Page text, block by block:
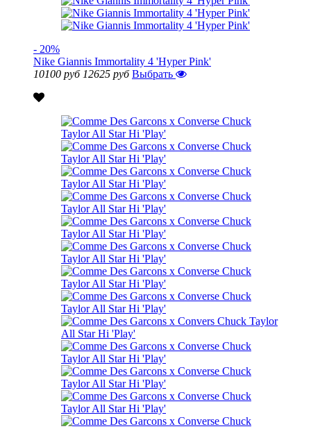
- 20%
Nike Giannis Immortality 4 'Hyper Pink'
10100 руб 12625 руб Выбрать